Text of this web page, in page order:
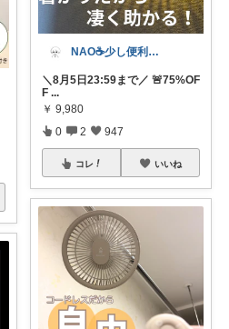
NAO☕️少し便利な僕の家
＼8月5日23:59まで／ 🚨75%OF
F ...
￥ 9,980
0 2 947
コレ いいね